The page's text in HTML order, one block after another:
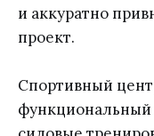
и аккуратно
проект.
Спортивный